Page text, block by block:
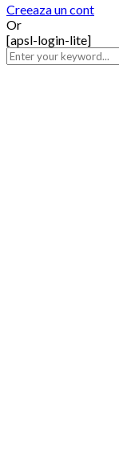
Creeaza un cont
Or
[apsl-login-lite]